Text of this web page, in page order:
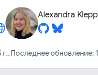
Alexandra
Последнее обновление: